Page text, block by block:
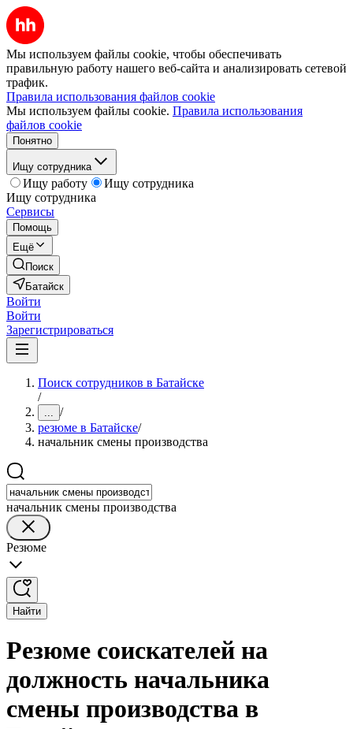
Мы используем файлы cookie, чтобы обеспечивать
правильную работу нашего веб-сайта и анализировать сетевой
трафик.
Правила использования файлов cookie
Мы используем файлы cookie. Правила использования
файлов cookie
Понятно
Ищу сотрудника
Ищу работу
Ищу сотрудника
Ищу сотрудника
Сервисы
Помощь
Ещё
Поиск
Батайск
Войти
Войти
Зарегистрироваться
Поиск сотрудников в Батайске
/
... /
резюме в Батайске/
начальник смены производства
начальник смены производства
Резюме
Найти
Резюме соискателей на
должность начальника
смены производства в